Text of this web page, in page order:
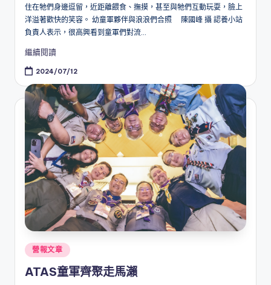
住在牠們身邊逗留，近距離餵食、撫摸，甚至與牠們互動玩耍，臉上
洋溢著歡快的笑容。 幼童軍夥伴與浪浪們合照 陳國峰 攝 認養小站
負責人表示，很高興看到童軍們對流...
繼續閱讀
2024/07/12
Posted
營報文章
ATAS童軍齊聚走馬瀨